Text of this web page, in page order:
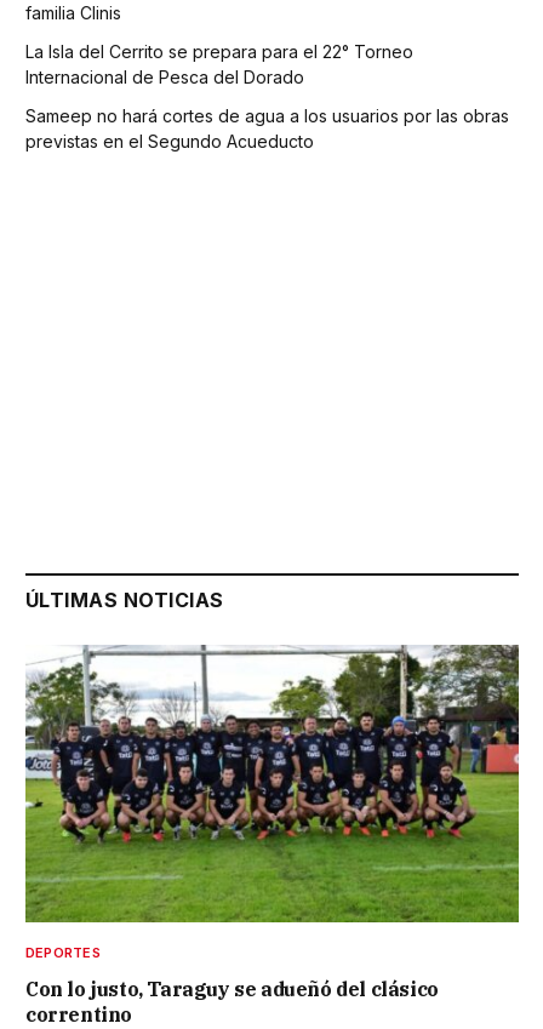
familia Clinis
La Isla del Cerrito se prepara para el 22° Torneo
Internacional de Pesca del Dorado
Sameep no hará cortes de agua a los usuarios por las obras
previstas en el Segundo Acueducto
ÚLTIMAS NOTICIAS
DEPORTES
Con lo justo, Taraguy se adueñó del clásico
correntino